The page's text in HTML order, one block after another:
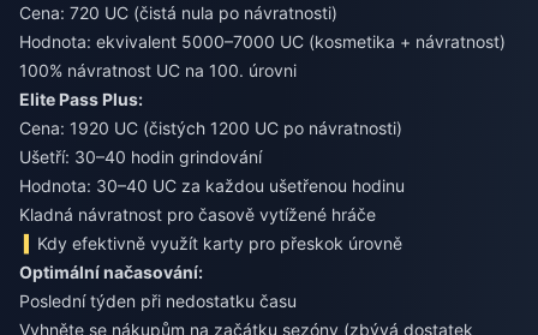
Cena: 720 UC (čistá nula po návratnosti)
Hodnota: ekvivalent 5000–7000 UC (kosmetika + návratnost)
100% návratnost UC na 100. úrovni
Elite Pass Plus:
Cena: 1920 UC (čistých 1200 UC po návratnosti)
Ušetří: 30–40 hodin grindování
Hodnota: 30–40 UC za každou ušetřenou hodinu
Kladná návratnost pro časově vytížené hráče
Kdy efektivně využít karty pro přeskok úrovně
Optimální načasování:
Poslední týden při nedostatku času
Vyhněte se nákupům na začátku sezóny (zbývá dostatek